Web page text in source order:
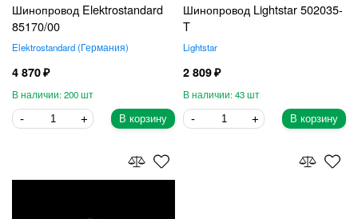
Шинопровод Elektrostandard
85170/00
Elektrostandard Германия
4 870
200
В корзину
Шинопровод Lightstar 502035-
T
Lightstar
2 809
43
В корзину